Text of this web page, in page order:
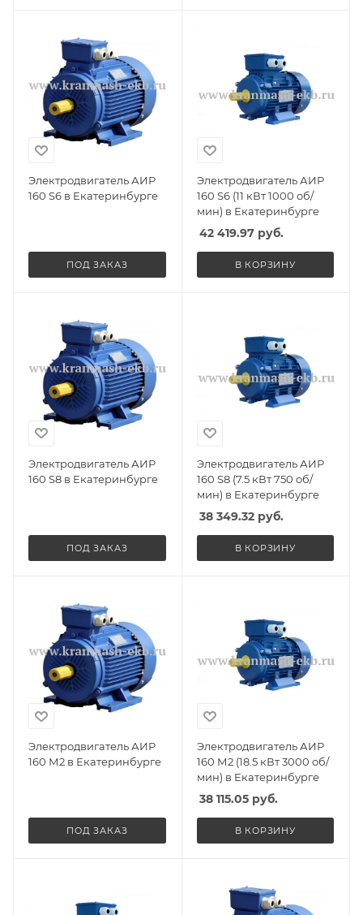
Электродвигатель АИР
160 S6 в Екатеринбурге
ПОД ЗАКАЗ
Электродвигатель АИР
160 S6 (11 кВт 1000 об/
мин) в Екатеринбурге
42 419.97руб.
В КОРЗИНУ
Электродвигатель АИР
160 S8 в Екатеринбурге
ПОД ЗАКАЗ
Электродвигатель АИР
160 S8 (7.5 кВт 750 об/
мин) в Екатеринбурге
38 349.32руб.
В КОРЗИНУ
Электродвигатель АИР
160 М2 в Екатеринбурге
ПОД ЗАКАЗ
Электродвигатель АИР
160 М2 (18.5 кВт 3000 об/
мин) в Екатеринбурге
38 115.05руб.
В КОРЗИНУ